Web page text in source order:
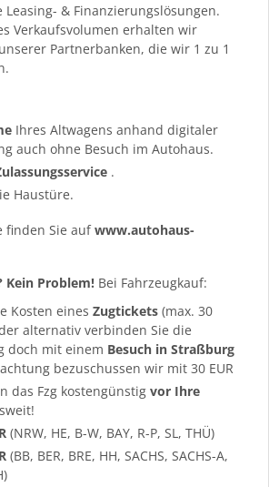
& Finanzierungslösungen.
Verkaufsvolumen erhalten wir
Partnerbanken, die wir 1 zu 1
Ihres Altwagens anhand digitaler
auch ohne Besuch im Autohaus.
.
Haustüre.
finden Sie aufwww.autohaus-
Kein Problem! Bei Fahrzeugkauf:
Kosten einesZugtickets(max. 30
alternativ verbinden Sie die
doch mit einem Besuch in Straßburg
bezuschussen wir mit 30 EUR
das Fzg kostengünstigvor Ihre
(NRW, HE, B-W, BAY, R-P, SL, THÜ)
(BB, BER, BRE, HH, SACHS, SACHS-A,